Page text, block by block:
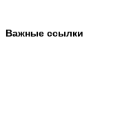
Важные ссылки